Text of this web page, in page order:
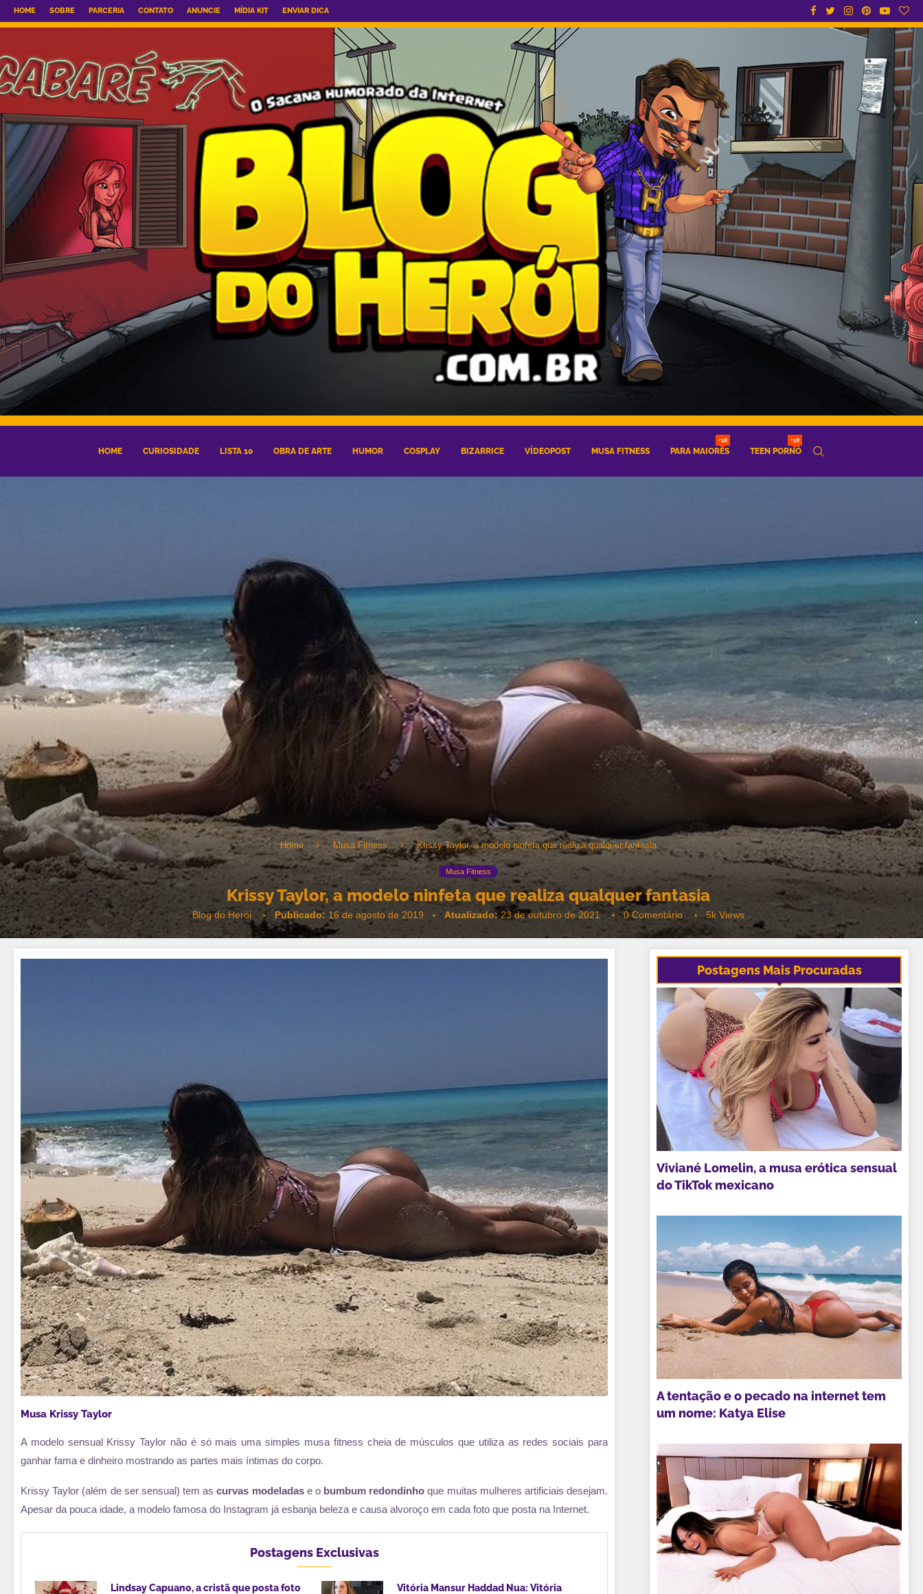
HOME SOBRE PARCERIA CONTATO ANUNCIE MÍDIA KIT ENVIAR DICA
HOME CURIOSIDADE LISTA 10 OBRA DE ARTE HUMOR COSPLAY BIZARRICE VÍDEOPOST MUSA FITNESS PARA MAIORES
+18
TEEN PORNÔ
+18
Home Musa Fitness Krissy Taylor, a modelo ninfeta que realiza qualquer fantasia
Musa Fitness
Krissy Taylor, a modelo ninfeta que realiza qualquer fantasia
Blog do Herói Publicado: 16 de agosto de 2019 Atualizado: 23 de outubro de 2021 0 Comentário 5k Views
Musa Krissy Taylor
A modelo sensual Krissy Taylor não é só mais uma simples musa fitness cheia de músculos que utiliza as redes sociais para
ganhar fama e dinheiro mostrando as partes mais íntimas do corpo.
Krissy Taylor (além de ser sensual) tem ascurvas modeladase o bumbum redondinho que muitas mulheres artificiais desejam.
Apesar da pouca idade, a modelo famosa do Instagram já esbanja beleza e causa alvoroço em cada foto que posta na Internet.
Postagens Exclusivas
Lindsay Capuano, a cristã que posta foto
Vitória Mansur Haddad Nua: Vitória
Postagens Mais Procuradas
Viviané Lomelin, a musa erótica sensual
do TikTok mexicano
A tentação e o pecado na internet tem
um nome: Katya Elise